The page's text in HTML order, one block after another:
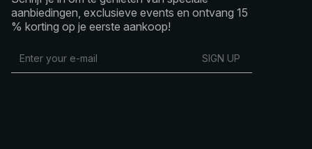
aanbiedingen, exclusieve events en ontvang 15
% korting op je eerste aankoop!
SIGN UP